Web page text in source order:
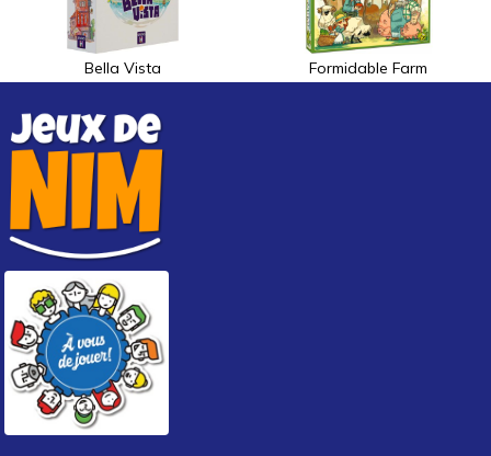
Bella Vista Formidable Farm